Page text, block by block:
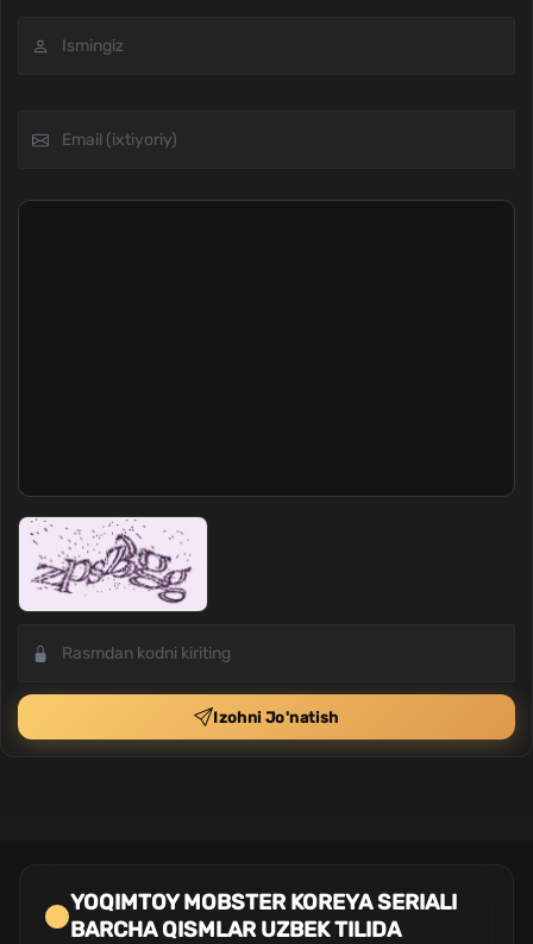
Izohni Jo'natish
YOQIMTOY MOBSTER KOREYA SERIALI
BARCHA QISMLAR UZBEK TILIDA